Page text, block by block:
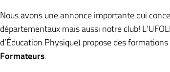
Nous avons une annonce importante qui
départementaux mais aussi notre club!
d’Éducation Physique) propose des formations
Formateurs.